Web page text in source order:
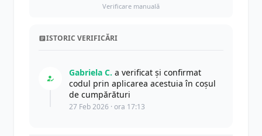
Verificare manuală
ISTORIC VERIFICĂRI
Gabriela C. a verificat și confirmat
codul prin aplicarea acestuia în coșul
de cumpărături
27 Feb 2026 · ora 17:13